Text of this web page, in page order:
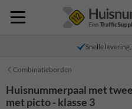
Snelle
Combinatieborden
Huisnummerpaal met
met picto - klasse 3